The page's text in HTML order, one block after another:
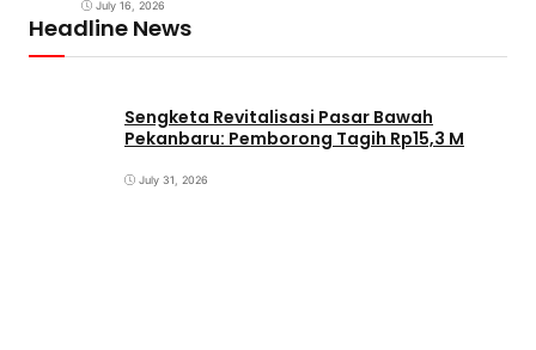
July 16, 2026
Headline News
Sengketa Revitalisasi Pasar Bawah
Pekanbaru: Pemborong Tagih Rp15,3 M
July 31, 2026